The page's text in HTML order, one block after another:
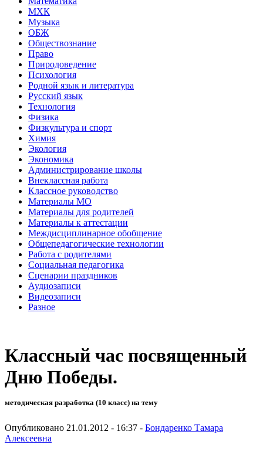
МХК
Музыка
ОБЖ
Обществознание
Право
Природоведение
Психология
Родной язык и литература
Русский язык
Технология
Физика
Физкультура и спорт
Химия
Экология
Экономика
Администрирование школы
Внеклассная работа
Классное руководство
Материалы МО
Материалы для родителей
Материалы к аттестации
Междисциплинарное обобщение
Общепедагогические технологии
Работа с родителями
Социальная педагогика
Сценарии праздников
Аудиозаписи
Видеозаписи
Разное
Классный час посвященный
Дню Победы.
методическая разработка (10 класс) на тему
Опубликовано 21.01.2012 - 16:37 - Бондаренко Тамара
Алексеевна